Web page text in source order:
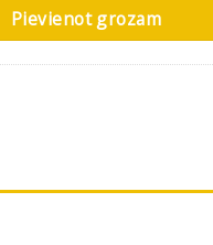
Pievienot grozam